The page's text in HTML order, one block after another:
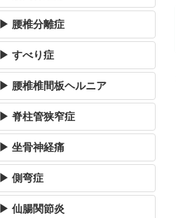
▶ 腰椎分離症
▶ すべり症
▶ 腰椎椎間板ヘルニア
▶ 脊柱管狭窄症
▶ 坐骨神経痛
▶ 側弯症
▶ 仙腸関節炎